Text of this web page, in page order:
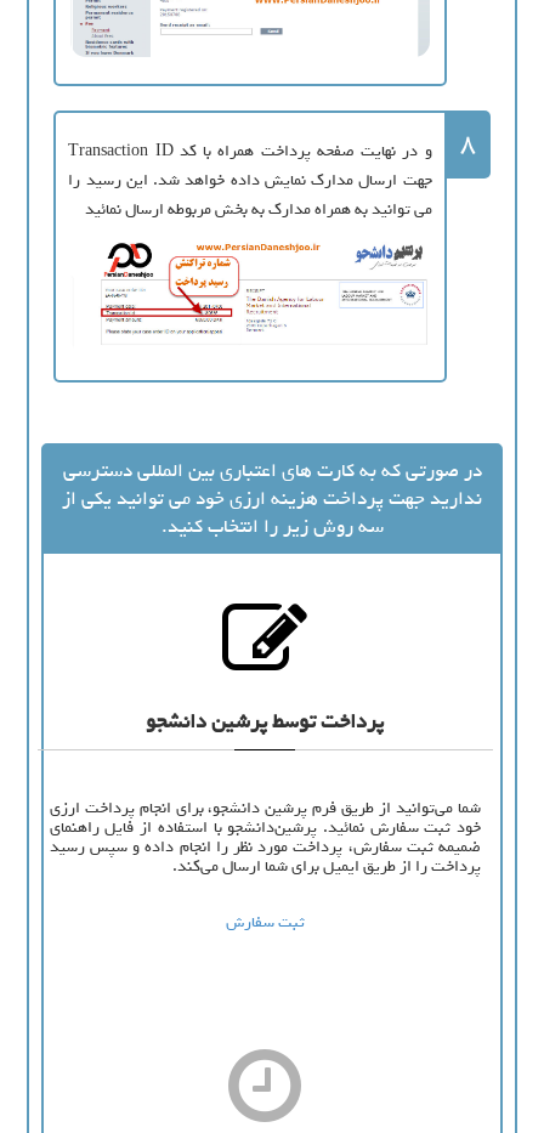
8
و در نهایت صفحه پرداخت همراه با کد Transaction ID
جهت ارسال مدارک نمایش داده خواهد شد. این رسید را
می توانید به همراه مدارک به بخش مربوطه ارسال نمائید
در صورتی که به کارت های اعتباری بین المللی دسترسی
ندارید جهت پرداخت هزینه ارزی خود می توانید یکی از
سه روش زیر را انتخاب کنید.
پرداخت توسط پرشین دانشجو
شما می‌توانید از طریق فرم پرشین دانشجو، برای انجام پرداخت ارزی
خود ثبت سفارش نمائید. پرشین‌دانشجو با استفاده از فایل راهنمای
ضمیمه ثبت سفارش، پرداخت مورد نظر را انجام داده و سپس رسید
پرداخت را از طریق ایمیل برای شما ارسال می‌کند.
ثبت سفارش